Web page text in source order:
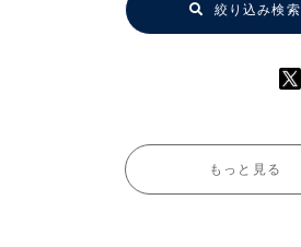
絞り込み検索
もっと見る